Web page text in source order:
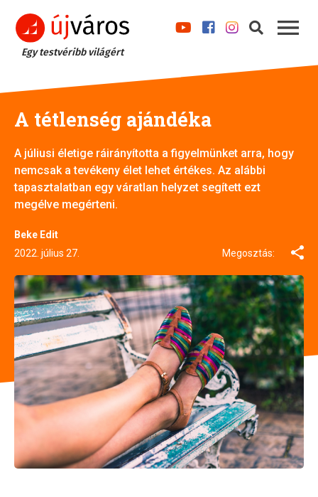
Egy testvéribb világért
A tétlenség ajándéka
A júliusi életige ráirányította a figyelmünket arra, hogy
nemcsak a tevékeny élet lehet értékes. Az alábbi
tapasztalatban egy váratlan helyzet segített ezt
megélve megérteni.
Beke Edit
2022. július 27.
Megosztás: